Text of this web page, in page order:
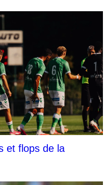
et flops de la